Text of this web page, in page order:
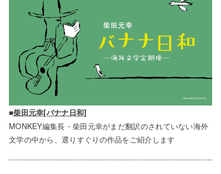
■柴田元幸[バナナ日和]
MONKEY編集長・柴田元幸がまだ翻訳のされていない海外
文学の中から、選りすぐりの作品をご紹介します